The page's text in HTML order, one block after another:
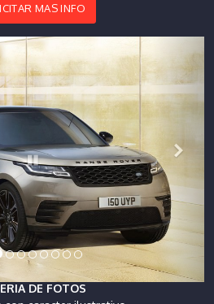
MAS INFO
DE FOTOS